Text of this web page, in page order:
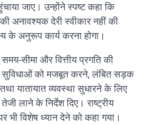
जाए। उन्होंने स्पष्ट कहा कि
अनावश्यक देरी स्वीकार नहीं की
के अनुरूप कार्य करना होगा।
समय-सीमा और वित्तीय प्रगति की
को मजबूत करने, लंबित सड़क
यातायात व्यवस्था सुधारने के लिए
तेजी लाने के निर्देश दिए। राष्ट्रीय
भी विशेष ध्यान देने को कहा गया।